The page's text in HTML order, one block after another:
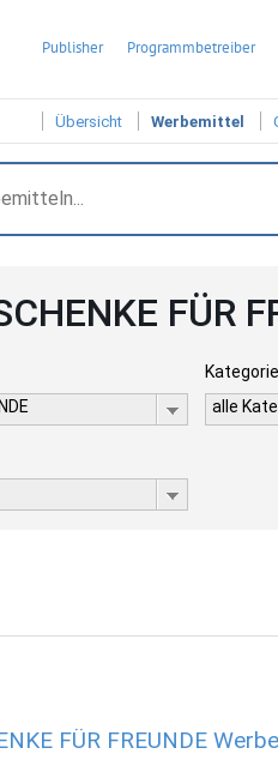
Publisher Programmbetreiber
Übersicht Werbemittel
FÜR
Kategorie
alle
FÜR FREUNDE